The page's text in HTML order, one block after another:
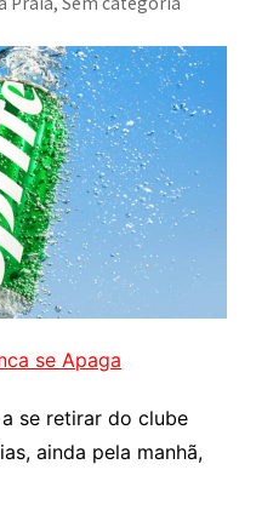
se Apaga
se retirar do clube
ainda pela manhã,